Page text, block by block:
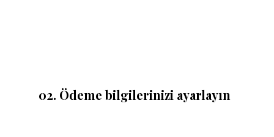
02. Ödeme bilgilerinizi ayarlayın